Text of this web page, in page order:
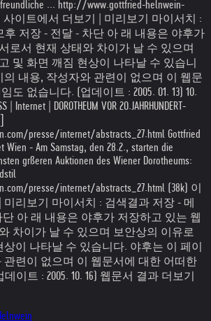
freundliche ... http://www.gottfried-helnwein-
사이트에서 더보기 | 미리보기 마이서치 :
후 저장 - 전달 - 차단 아 래 내용은 야후가
로서 현재 상태와 차이가 날 수 있으며
및 화면 깨짐 현상이 나타날 수 있습니
의 내용, 작성자와 관련이 없으며 이 웹문
도 없습니다. (업데이트 : 2005. 01. 13) 10.
Internet | DOROTHEUM VOR 20.JAHRHUNDERT-
presse/internet/abstracts_27.html Gottfried
Wien - Am Samstag, den 28.2., starten die
grßeren Auktionen des Wiener Dorotheums:
presse/internet/abstracts_27.html (38k) 이
리보기 마이서치 : 검색결과 저장 - 메
단 아 래 내용은 야후가 저장하고 있는 웹
차이가 날 수 있으며 보안상의 이유로
이 나타날 수 있습니다. 야후는 이 페이
관련이 없으며 이 웹문서에 대한 어떠한
이트 : 2005. 10. 16) 웹문서 결과 더보기